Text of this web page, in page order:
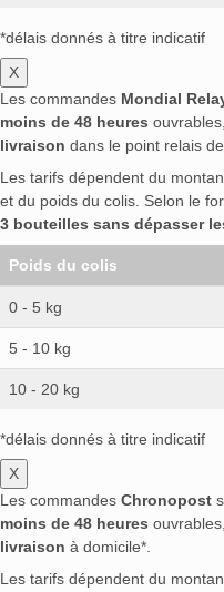
*délais donnés à titre indicatif
X
Les commandes Mondial
moins de 48 heures
livraison dans le point relais
Les tarifs dépendent du
et du poids du colis. Selon le
3 bouteilles sans dépasser
Poids du colis
0 - 5 kg
5 - 10 kg
10 - 20 kg
*délais donnés à titre indicatif
X
Les commandes Chronopost
moins de 48 heures
livraison à domicile*.
Les tarifs dépendent du